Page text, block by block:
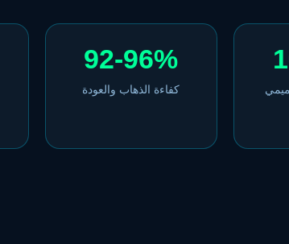
92-96%
كفاءة الذهاب والعودة